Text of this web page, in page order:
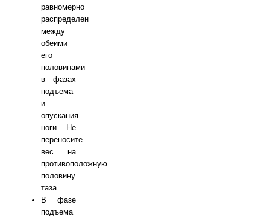
равномерно
распределен
между
обеими
его
половинами
в фазах
подъема
и
опускания
ноги. Не
переносите
вес на
противоположную
половину
таза.
В фазе
подъема